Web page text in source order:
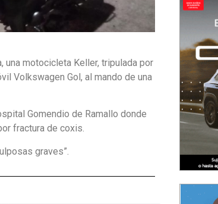
una motocicleta Keller, tripulada por
Volkswagen Gol, al mando de una
Gomendio de Ramallo donde
fractura de coxis.
graves”.